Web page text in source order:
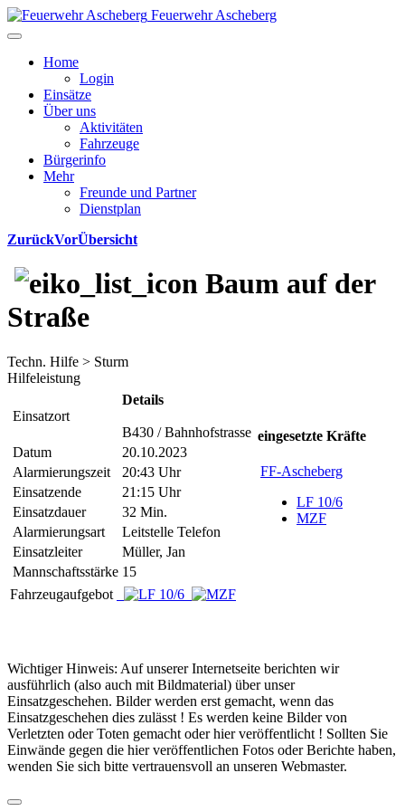
Feuerwehr Ascheberg
Home
Login
Einsätze
Über uns
Aktivitäten
Fahrzeuge
Bürgerinfo
Mehr
Freunde und Partner
Dienstplan
ZurückVorÜbersicht
Baum auf der
Straße
Techn. Hilfe > Sturm
Hilfeleistung
Einsatzort
Details
B430 / Bahnhofstrasse
Datum
20.10.2023
Alarmierungszeit
20:43 Uhr
Einsatzende
21:15 Uhr
Einsatzdauer
32 Min.
Alarmierungsart
Leitstelle Telefon
Einsatzleiter
Müller, Jan
Mannschaftsstärke 15
eingesetzte Kräfte
FF-Ascheberg
LF 10/6
MZF
Fahrzeugaufgebot
Wichtiger Hinweis: Auf unserer Internetseite berichten wir
ausführlich (also auch mit Bildmaterial) über unser
Einsatzgeschehen. Bilder werden erst gemacht, wenn das
Einsatzgeschehen dies zulässt ! Es werden keine Bilder von
Verletzten oder Toten gemacht oder hier veröffentlicht ! Sollten Sie
Einwände gegen die hier veröffentlichen Fotos oder Berichte haben,
wenden Sie sich bitte vertrauensvoll an unseren Webmaster.